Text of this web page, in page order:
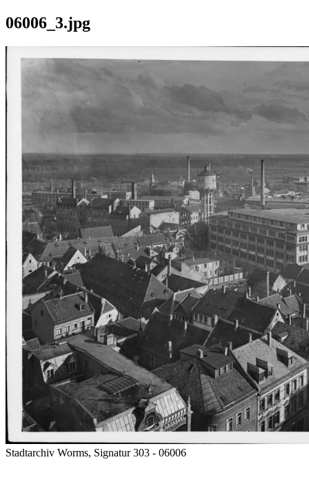
06006_3.jpg
Stadtarchiv Worms, Signatur 303 - 06006